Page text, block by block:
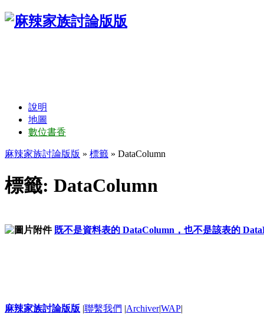
說明
地圖
數位書香
麻辣家族討論版版 » 標籤 » DataColumn
標籤: DataColumn
既不是資料表的 DataColumn，也不是該表的
麻辣家族討論版版 |聯繫我們 |Archiver|WAP|